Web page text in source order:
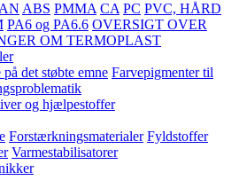
ABS PMMA CA PC PVC, HÅRD
PA6 og PA6.6 OVERSIGT OVER
OM TERMOPLAST
det støbte emne Farvepigmenter til
og hjælpestoffer
Forstærkningsmaterialer Fyldstoffer
Varmestabilisatorer